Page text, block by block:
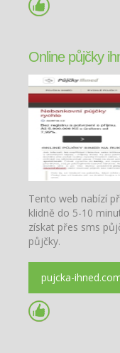
Online půjčky
Tento web nabízí
klidně do 5-10
získat přes sms
půjčky.
pujcka-